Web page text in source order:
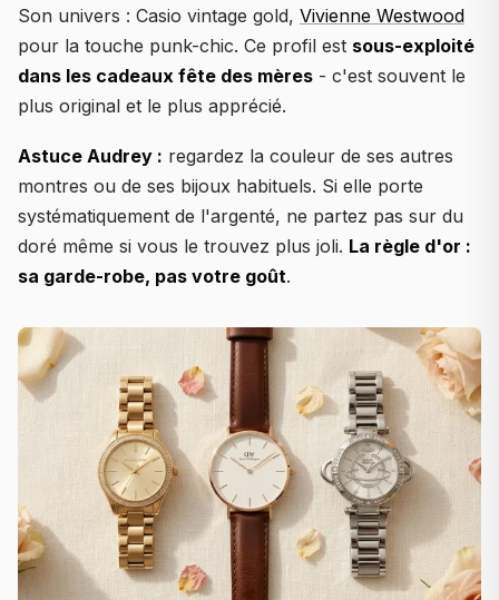
Son univers : Casio vintage gold, Vivienne Westwood
pour la touche punk-chic. Ce profil est sous-exploité
dans les cadeaux fête des mères - c'est souvent le
plus original et le plus apprécié.
Astuce Audrey : regardez la couleur de ses autres
montres ou de ses bijoux habituels. Si elle porte
systématiquement de l'argenté, ne partez pas sur du
doré même si vous le trouvez plus joli. La règle d'or :
sa garde-robe, pas votre goût.